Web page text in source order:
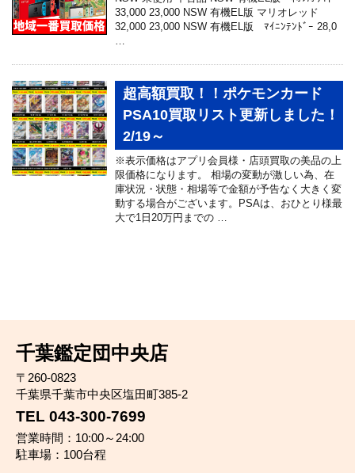
33,000 23,000 NSW 有機EL版 マリオレッド
32,000 23,000 NSW 有機EL版 ﾏｲﾆﾝﾃﾝﾄﾞｰ 28,0
…
超高額買取！！ポケモンカード
PSA10買取リスト更新しました！
2/19～
※表示価格はアプリ会員様・店頭買取の美品の上
限価格になります。 相場の変動が激しい為、在
庫状況・状態・相場等で金額が予告なく大きく変
動する場合がございます。PSAは、おひとり様最
大で1日20万円までの …
千葉鑑定団中央店
〒260-0823
千葉県千葉市中央区塩田町385-2
TEL 043-300-7699
営業時間：10:00～24:00
駐車場：100台程